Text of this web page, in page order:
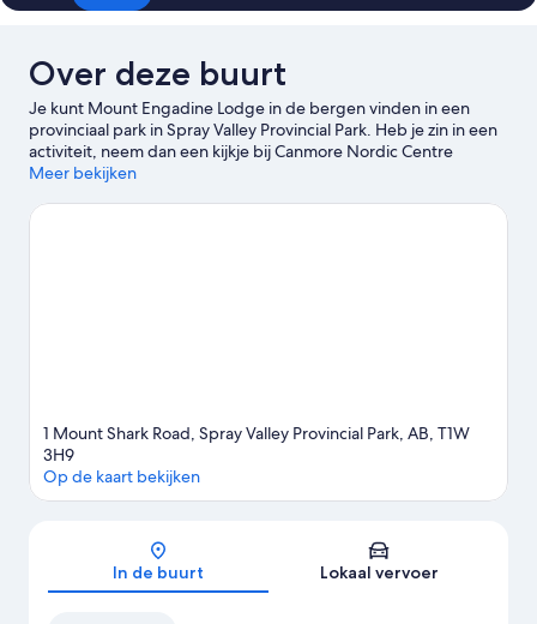
Over deze buurt
Je kunt Mount Engadine Lodge in de bergen vinden in een
provinciaal park in Spray Valley Provincial Park. Heb je zin in een
activiteit, neem dan een kijkje bij Canmore Nordic Centre
Provincial Park en Wintersportplaats Fortress Mountain. Voor
Sports Centre en Canmore Recreation Centre terecht. Raften is
Meer bekijken
1 Mount Shark Road, Spray Valley Provincial Park, AB, T1W
3H9
Op de kaart bekijken
In de buurt Lokaal vervoer